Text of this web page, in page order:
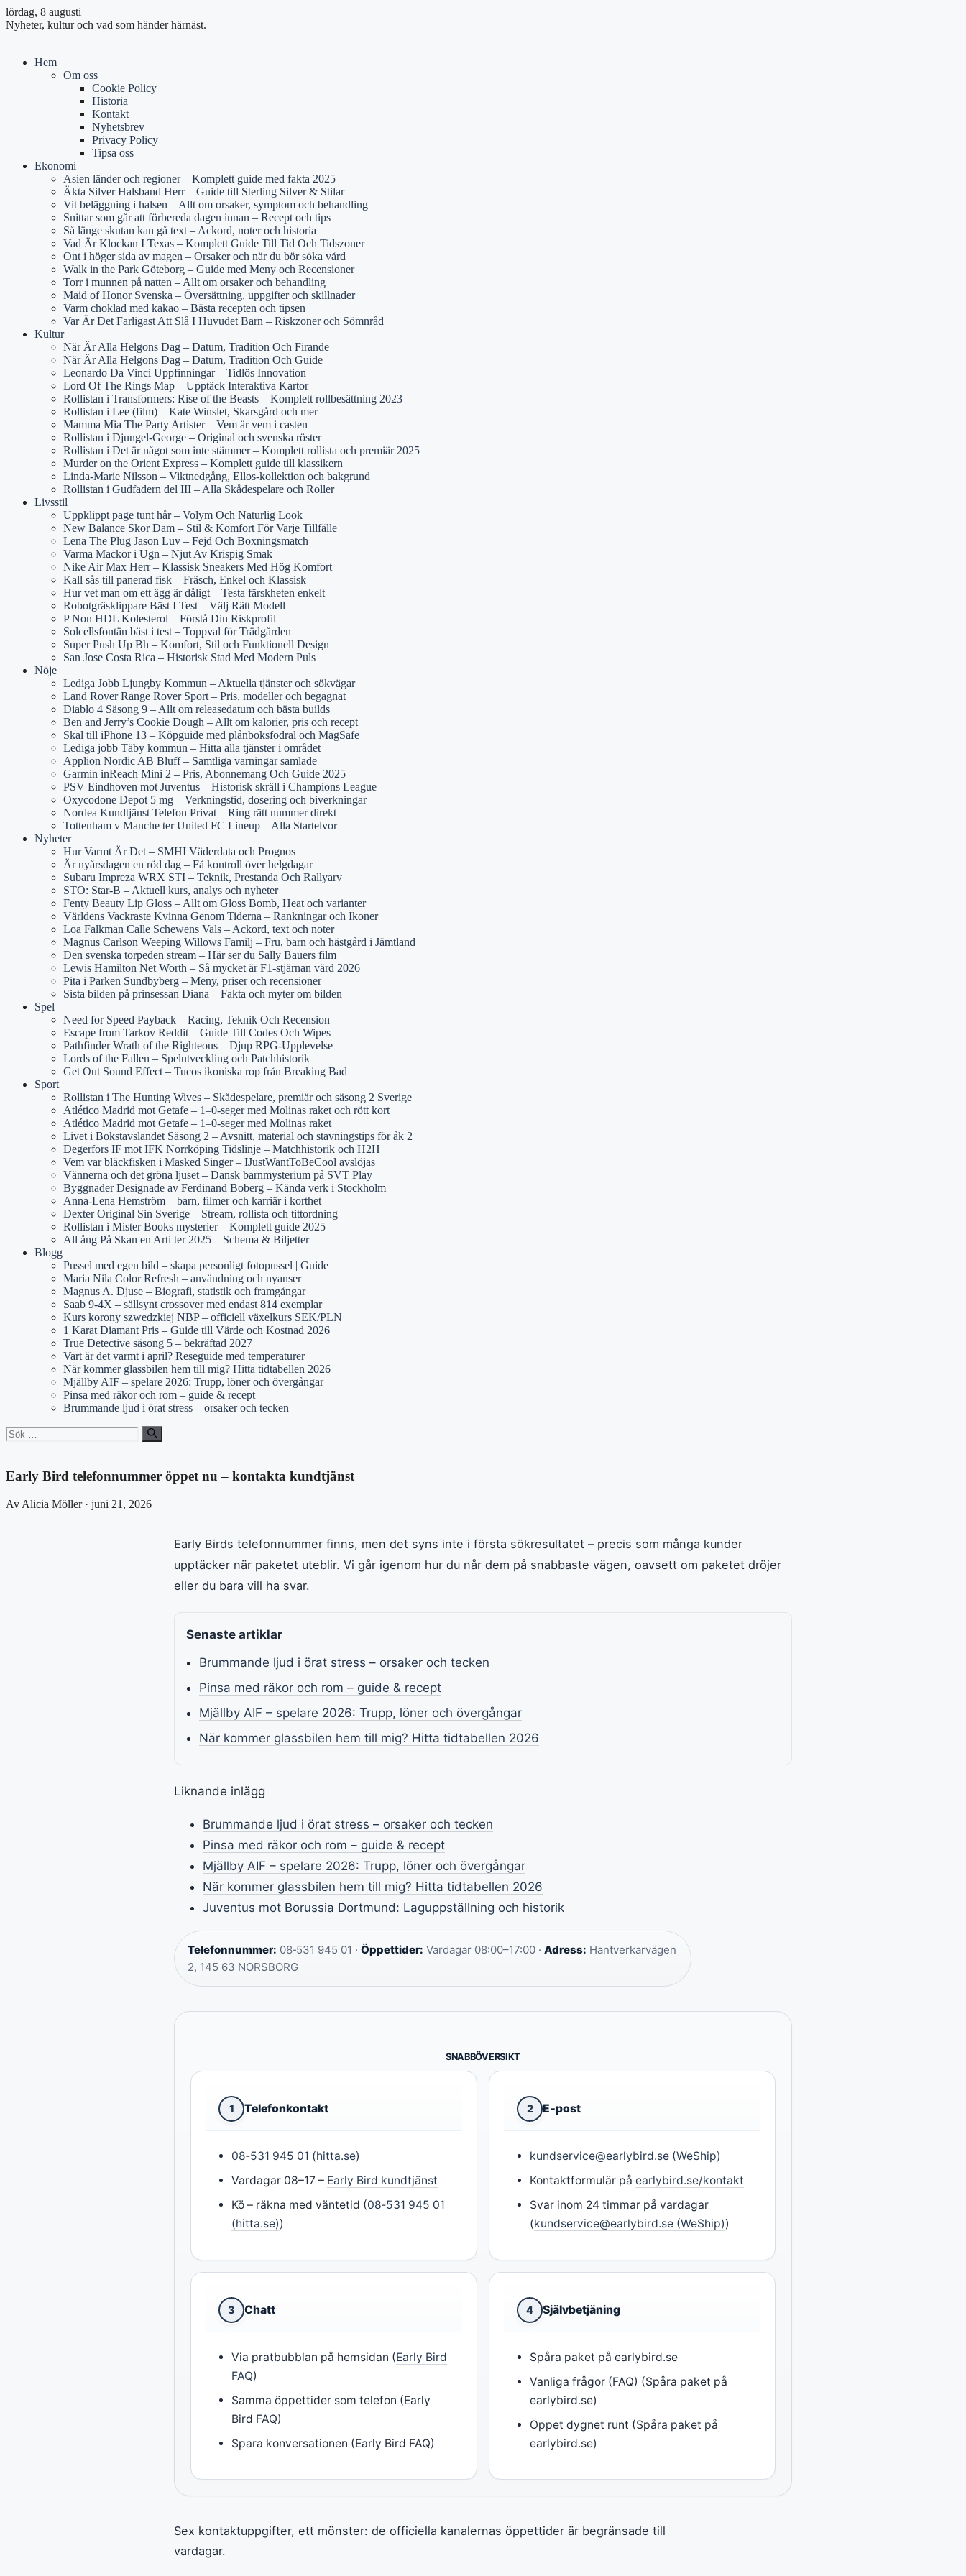
lördag, 8 augusti
Nyheter, kultur och vad som händer härnäst.
Hem
Om oss
Cookie Policy
Historia
Kontakt
Nyhetsbrev
Privacy Policy
Tipsa oss
Ekonomi
Asien länder och regioner – Komplett guide med fakta 2025
Äkta Silver Halsband Herr – Guide till Sterling Silver & Stilar
Vit beläggning i halsen – Allt om orsaker, symptom och behandling
Snittar som går att förbereda dagen innan – Recept och tips
Så länge skutan kan gå text – Ackord, noter och historia
Vad Är Klockan I Texas – Komplett Guide Till Tid Och Tidszoner
Ont i höger sida av magen – Orsaker och när du bör söka vård
Walk in the Park Göteborg – Guide med Meny och Recensioner
Torr i munnen på natten – Allt om orsaker och behandling
Maid of Honor Svenska – Översättning, uppgifter och skillnader
Varm choklad med kakao – Bästa recepten och tipsen
Var Är Det Farligast Att Slå I Huvudet Barn – Riskzoner och Sömnråd
Kultur
När Är Alla Helgons Dag – Datum, Tradition Och Firande
När Är Alla Helgons Dag – Datum, Tradition Och Guide
Leonardo Da Vinci Uppfinningar – Tidlös Innovation
Lord Of The Rings Map – Upptäck Interaktiva Kartor
Rollistan i Transformers: Rise of the Beasts – Komplett rollbesättning 2023
Rollistan i Lee (film) – Kate Winslet, Skarsgård och mer
Mamma Mia The Party Artister – Vem är vem i casten
Rollistan i Djungel-George – Original och svenska röster
Rollistan i Det är något som inte stämmer – Komplett rollista och premiär 2025
Murder on the Orient Express – Komplett guide till klassikern
Linda-Marie Nilsson – Viktnedgång, Ellos-kollektion och bakgrund
Rollistan i Gudfadern del III – Alla Skådespelare och Roller
Livsstil
Uppklippt page tunt hår – Volym Och Naturlig Look
New Balance Skor Dam – Stil & Komfort För Varje Tillfälle
Lena The Plug Jason Luv – Fejd Och Boxningsmatch
Varma Mackor i Ugn – Njut Av Krispig Smak
Nike Air Max Herr – Klassisk Sneakers Med Hög Komfort
Kall sås till panerad fisk – Fräsch, Enkel och Klassisk
Hur vet man om ett ägg är dåligt – Testa färskheten enkelt
Robotgräsklippare Bäst I Test – Välj Rätt Modell
P Non HDL Kolesterol – Förstå Din Riskprofil
Solcellsfontän bäst i test – Toppval för Trädgården
Super Push Up Bh – Komfort, Stil och Funktionell Design
San Jose Costa Rica – Historisk Stad Med Modern Puls
Nöje
Lediga Jobb Ljungby Kommun – Aktuella tjänster och sökvägar
Land Rover Range Rover Sport – Pris, modeller och begagnat
Diablo 4 Säsong 9 – Allt om releasedatum och bästa builds
Ben and Jerry’s Cookie Dough – Allt om kalorier, pris och recept
Skal till iPhone 13 – Köpguide med plånboksfodral och MagSafe
Lediga jobb Täby kommun – Hitta alla tjänster i området
Applion Nordic AB Bluff – Samtliga varningar samlade
Garmin inReach Mini 2 – Pris, Abonnemang Och Guide 2025
PSV Eindhoven mot Juventus – Historisk skräll i Champions League
Oxycodone Depot 5 mg – Verkningstid, dosering och biverkningar
Nordea Kundtjänst Telefon Privat – Ring rätt nummer direkt
Tottenham v Manche ter United FC Lineup – Alla Startelvor
Nyheter
Hur Varmt Är Det – SMHI Väderdata och Prognos
Är nyårsdagen en röd dag – Få kontroll över helgdagar
Subaru Impreza WRX STI – Teknik, Prestanda Och Rallyarv
STO: Star-B – Aktuell kurs, analys och nyheter
Fenty Beauty Lip Gloss – Allt om Gloss Bomb, Heat och varianter
Världens Vackraste Kvinna Genom Tiderna – Rankningar och Ikoner
Loa Falkman Calle Schewens Vals – Ackord, text och noter
Magnus Carlson Weeping Willows Familj – Fru, barn och hästgård i Jämtland
Den svenska torpeden stream – Här ser du Sally Bauers film
Lewis Hamilton Net Worth – Så mycket är F1-stjärnan värd 2026
Pita i Parken Sundbyberg – Meny, priser och recensioner
Sista bilden på prinsessan Diana – Fakta och myter om bilden
Spel
Need for Speed Payback – Racing, Teknik Och Recension
Escape from Tarkov Reddit – Guide Till Codes Och Wipes
Pathfinder Wrath of the Righteous – Djup RPG-Upplevelse
Lords of the Fallen – Spelutveckling och Patchhistorik
Get Out Sound Effect – Tucos ikoniska rop från Breaking Bad
Sport
Rollistan i The Hunting Wives – Skådespelare, premiär och säsong 2 Sverige
Atlético Madrid mot Getafe – 1–0-seger med Molinas raket och rött kort
Atlético Madrid mot Getafe – 1–0-seger med Molinas raket
Livet i Bokstavslandet Säsong 2 – Avsnitt, material och stavningstips för åk 2
Degerfors IF mot IFK Norrköping Tidslinje – Matchhistorik och H2H
Vem var bläckfisken i Masked Singer – IJustWantToBeCool avslöjas
Vännerna och det gröna ljuset – Dansk barnmysterium på SVT Play
Byggnader Designade av Ferdinand Boberg – Kända verk i Stockholm
Anna-Lena Hemström – barn, filmer och karriär i korthet
Dexter Original Sin Sverige – Stream, rollista och tittordning
Rollistan i Mister Books mysterier – Komplett guide 2025
All ång På Skan en Arti ter 2025 – Schema & Biljetter
Blogg
Pussel med egen bild – skapa personligt fotopussel | Guide
Maria Nila Color Refresh – användning och nyanser
Magnus A. Djuse – Biografi, statistik och framgångar
Saab 9-4X – sällsynt crossover med endast 814 exemplar
Kurs korony szwedzkiej NBP – officiell växelkurs SEK/PLN
1 Karat Diamant Pris – Guide till Värde och Kostnad 2026
True Detective säsong 5 – bekräftad 2027
Vart är det varmt i april? Reseguide med temperaturer
När kommer glassbilen hem till mig? Hitta tidtabellen 2026
Mjällby AIF – spelare 2026: Trupp, löner och övergångar
Pinsa med räkor och rom – guide & recept
Brummande ljud i örat stress – orsaker och tecken
Sök
efter:
Early Bird telefonnummer öppet nu – kontakta kundtjänst
Av Alicia Möller · juni 21, 2026
Early Birds telefonnummer finns, men det syns inte i första sökresultatet – precis som många kunder
upptäcker när paketet uteblir. Vi går igenom hur du når dem på snabbaste vägen, oavsett om paketet dröjer
eller du bara vill ha svar.
Senaste artiklar
Brummande ljud i örat stress – orsaker och tecken
Pinsa med räkor och rom – guide & recept
Mjällby AIF – spelare 2026: Trupp, löner och övergångar
När kommer glassbilen hem till mig? Hitta tidtabellen 2026
Liknande inlägg
Brummande ljud i örat stress – orsaker och tecken
Pinsa med räkor och rom – guide & recept
Mjällby AIF – spelare 2026: Trupp, löner och övergångar
När kommer glassbilen hem till mig? Hitta tidtabellen 2026
Juventus mot Borussia Dortmund: Laguppställning och historik
Telefonnummer: 08‑531 945 01 · Öppettider: Vardagar 08:00–17:00 · Adress: Hantverkarvägen
2, 145 63 NORSBORG
SNABBÖVERSIKT
1 Telefonkontakt
08‑531 945 01 (hitta.se)
Vardagar 08–17 – Early Bird kundtjänst
Kö – räkna med väntetid (08‑531 945 01
(hitta.se))
2 E‑post
kundservice@earlybird.se (WeShip)
Kontaktformulär påearlybird.se/kontakt
Svar inom 24 timmar på vardagar
(kundservice@earlybird.se (WeShip))
3 Chatt
Via pratbubblan på hemsidan (Early Bird
FAQ)
Samma öppettider som telefon (Early
Bird FAQ)
Spara konversationen (Early Bird FAQ)
4 Självbetjäning
Spåra paket på earlybird.se
Vanliga frågor (FAQ) (Spåra paket på
earlybird.se)
Öppet dygnet runt (Spåra paket på
earlybird.se)
Sex kontaktuppgifter, ett mönster: de officiella kanalernas öppettider är begränsade till
vardagar.